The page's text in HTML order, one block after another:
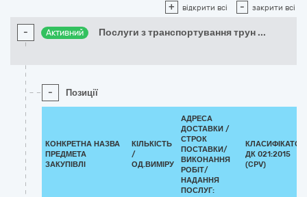
+ відкрити всі - закрити всі
- Активний Послуги з транспортування трун ...
- Позиції
КОНКРЕТНА НАЗВА
ПРЕДМЕТА
ЗАКУПІВЛІ
КІЛЬКІСТЬ
/
ОД.ВИМІРУ
АДРЕСА
ДОСТАВКИ /
СТРОК
ПОСТАВКИ/
ВИКОНАННЯ
РОБІТ/
НАДАННЯ
ПОСЛУГ:
КЛАСИФІКАТОР
ДК 021:2015
(CPV)